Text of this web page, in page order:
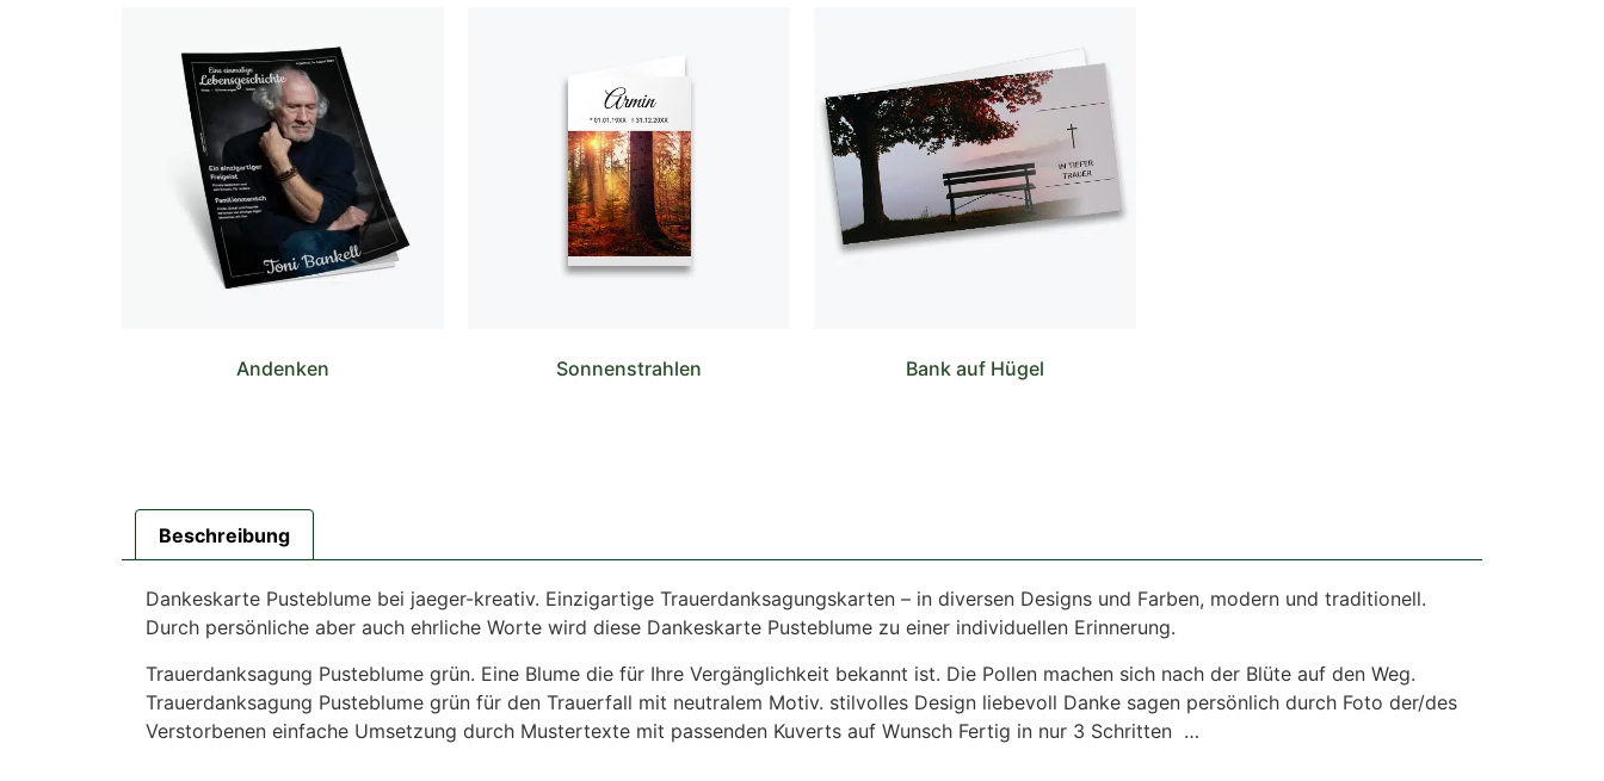
Andenken Sonnenstrahlen Bank auf Hügel
Beschreibung
Dankeskarte Pusteblume bei jaeger-kreativ. Einzigartige Trauerdanksagungskarten – in diversen Designs und Farben, modern und traditionell.
Durch persönliche aber auch ehrliche Worte wird diese Dankeskarte Pusteblume zu einer individuellen Erinnerung.
Trauerdanksagung Pusteblume grün. Eine Blume die für Ihre Vergänglichkeit bekannt ist. Die Pollen machen sich nach der Blüte auf den Weg.
Trauerdanksagung Pusteblume grün für den Trauerfall mit neutralem Motiv. stilvolles Design liebevoll Danke sagen persönlich durch Foto der/des
Verstorbenen einfache Umsetzung durch Mustertexte mit passenden Kuverts auf Wunsch Fertig in nur 3 Schritten …